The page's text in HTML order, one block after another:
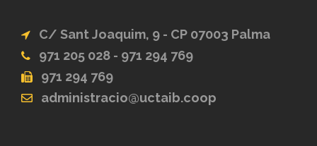
C/ Sant Joaquim, 9 - CP 07003 Palma
971 205 028 - 971 294 769
971 294 769
administracio@uctaib.coop